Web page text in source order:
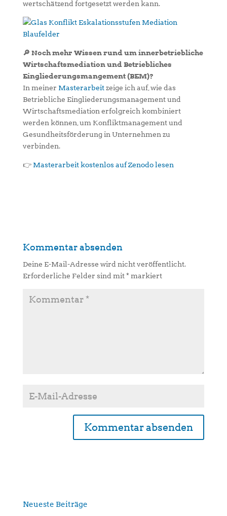
wertschätzend fortgesetzt werden kann.
🔎 Noch mehr Wissen rund um innerbetriebliche
Wirtschaftsmediation und Betriebliches
Eingliederungsmangement (BEM)?
In meiner Masterarbeitzeige ich auf, wie das
Betriebliche Eingliederungsmanagement und
Wirtschaftsmediation erfolgreich kombiniert
werden können, um Konfliktmanagement und
Gesundheitsförderung in Unternehmen zu
verbinden.
👉 Masterarbeit kostenlos auf Zenodo lesen
Kommentar absenden
Deine E-Mail-Adresse wird nicht veröffentlicht.
Erforderliche Felder sind mit* markiert
n
Neueste Beiträge